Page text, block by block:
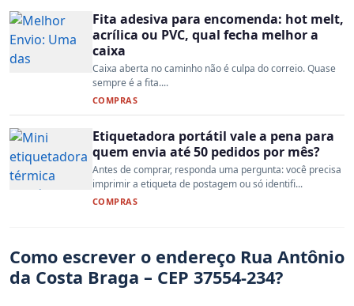
Fita adesiva para encomenda: hot melt,
acrílica ou PVC, qual fecha melhor a
caixa
Caixa aberta no caminho não é culpa do correio. Quase
sempre é a fita....
COMPRAS
Etiquetadora portátil vale a pena para
quem envia até 50 pedidos por mês?
Antes de comprar, responda uma pergunta: você precisa
imprimir a etiqueta de postagem ou só identifi...
COMPRAS
Como escrever o endereço Rua Antônio
da Costa Braga – CEP 37554-234?